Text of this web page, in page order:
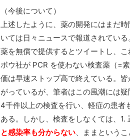
（今後について）
上述したように、薬の開発にはまだ
いては日々ニュースで報道されてい
薬を無償で提供するとツイートし、
ボウ社が PCR を使わない検査薬（=
価は早速ストップ高で終えている。
がっているが、筆者はこの風潮には
4千件以上の検査を行い、軽症の患者
ある。しかし、検査をしなくては、
と感染率も分からない 、ままという